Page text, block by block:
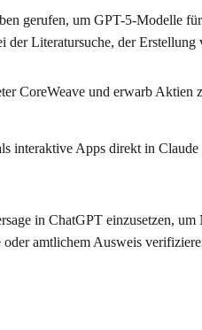
gerufen, um GPT-5-Modelle
Literatursuche, der
CoreWeave und erwarb Aktien
interaktive Apps direkt in
in ChatGPT einzusetzen,
amtlichem Ausweis